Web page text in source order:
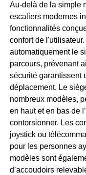
Au-delà de la simple
escaliers modernes
fonctionnalités
confort de
automatiquement le
parcours, prévenant
sécurité garantissent
déplacement. Le
nombreux modèles,
en haut et en bas de
contorsionner. Les
joystick ou
pour les personnes
modèles sont
d’accoudoirs